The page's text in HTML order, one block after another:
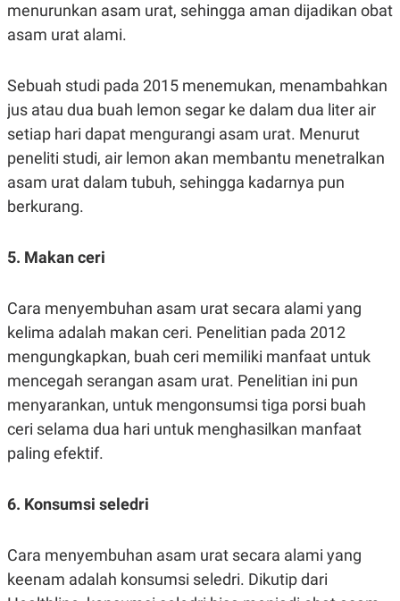
E
A
R
A
V
T
I
S
N
G
M
E
A
D
SITEMAP PROFILE
OF
USE
PEDOMAN
PEMBERITAAN
SIBER
menurunkan asam urat, sehingga aman dijadikan obat
asam urat alami.
Sebuah studi pada 2015 menemukan, menambahkan
jus atau dua buah lemon segar ke dalam dua liter air
setiap hari dapat mengurangi asam urat. Menurut
peneliti studi, air lemon akan membantu menetralkan
asam urat dalam tubuh, sehingga kadarnya pun
berkurang.
5. Makan ceri
Cara menyembuhan asam urat secara alami yang
kelima adalah makan ceri. Penelitian pada 2012
mengungkapkan, buah ceri memiliki manfaat untuk
mencegah serangan asam urat. Penelitian ini pun
menyarankan, untuk mengonsumsi tiga porsi buah
ceri selama dua hari untuk menghasilkan manfaat
paling efektif.
6. Konsumsi seledri
Cara menyembuhan asam urat secara alami yang
keenam adalah konsumsi seledri. Dikutip dari